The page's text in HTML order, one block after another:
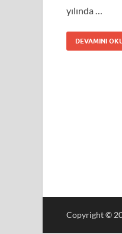
yılında …
DEVAMINI
Copyright ©